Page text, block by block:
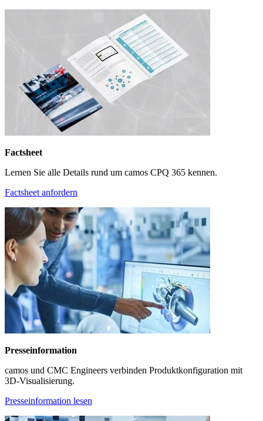
Factsheet
Lernen Sie alle Details rund um camos CPQ 365 kennen.
Factsheet anfordern
Presseinformation
camos und CMC Engineers verbinden Produktkonfiguration mit
3D-Visualisierung.
Presseinformation lesen